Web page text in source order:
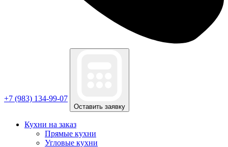
+7 (983) 134-99-07
Оставить заявку
Кухни на заказ
Прямые кухни
Угловые кухни